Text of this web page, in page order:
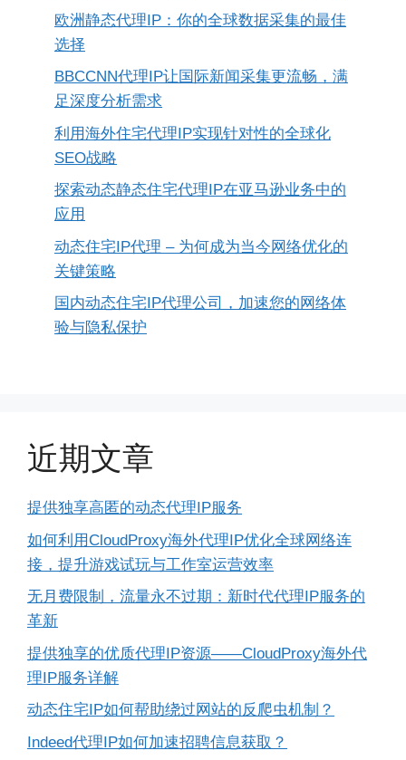
欧洲静态代理IP：你的全球数据采集的最佳
选择
BBCCNN代理IP让国际新闻采集更流畅，满
足深度分析需求
利用海外住宅代理IP实现针对性的全球化
SEO战略
探索动态静态住宅代理IP在亚马逊业务中的
应用
动态住宅IP代理 – 为何成为当今网络优化的
关键策略
国内动态住宅IP代理公司，加速您的网络体
验与隐私保护
近期文章
提供独享高匿的动态代理IP服务
如何利用CloudProxy海外代理IP优化全球网络连
接，提升游戏试玩与工作室运营效率
无月费限制，流量永不过期：新时代代理IP服务的
革新
提供独享的优质代理IP资源——CloudProxy海外代
理IP服务详解
动态住宅IP如何帮助绕过网站的反爬虫机制？
Indeed代理IP如何加速招聘信息获取？